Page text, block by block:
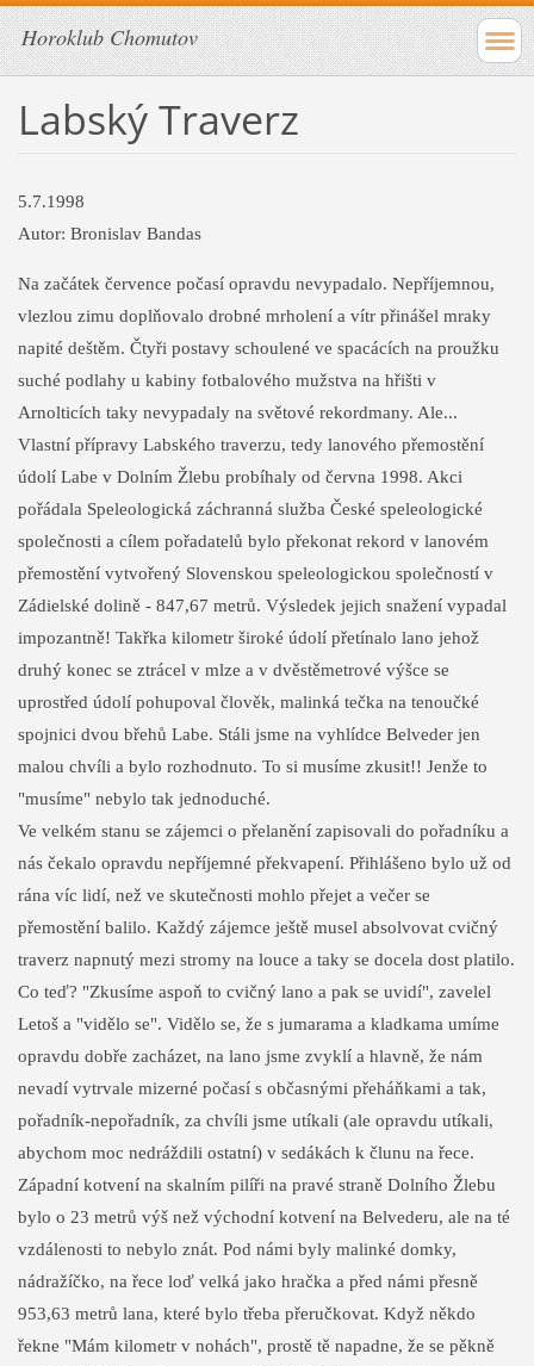
Horoklub Chomutov
Labský Traverz
5.7.1998
Autor: Bronislav Bandas
Na začátek července počasí opravdu nevypadalo. Nepříjemnou,
vlezlou zimu doplňovalo drobné mrholení a vítr přinášel mraky
napité deštěm. Čtyři postavy schoulené ve spacácích na proužku
suché podlahy u kabiny fotbalového mužstva na hřišti v
Arnolticích taky nevypadaly na světové rekordmany. Ale...
Vlastní přípravy Labského traverzu, tedy lanového přemostění
údolí Labe v Dolním Žlebu probíhaly od června 1998. Akci
pořádala Speleologická záchranná služba České speleologické
společnosti a cílem pořadatelů bylo překonat rekord v lanovém
přemostění vytvořený Slovenskou speleologickou společností v
Zádielské dolině - 847,67 metrů. Výsledek jejich snažení vypadal
impozantně! Takřka kilometr široké údolí přetínalo lano jehož
druhý konec se ztrácel v mlze a v dvěstěmetrové výšce se
uprostřed údolí pohupoval člověk, malinká tečka na tenoučké
spojnici dvou břehů Labe. Stáli jsme na vyhlídce Belveder jen
malou chvíli a bylo rozhodnuto. To si musíme zkusit!! Jenže to
"musíme" nebylo tak jednoduché.
Ve velkém stanu se zájemci o přelanění zapisovali do pořadníku a
nás čekalo opravdu nepříjemné překvapení. Přihlášeno bylo už od
rána víc lidí, než ve skutečnosti mohlo přejet a večer se
přemostění balilo. Každý zájemce ještě musel absolvovat cvičný
traverz napnutý mezi stromy na louce a taky se docela dost platilo.
Co teď? "Zkusíme aspoň to cvičný lano a pak se uvidí", zavelel
Letoš a "vidělo se". Vidělo se, že s jumarama a kladkama umíme
opravdu dobře zacházet, na lano jsme zvyklí a hlavně, že nám
nevadí vytrvale mizerné počasí s občasnými přeháňkami a tak,
pořadník-nepořadník, za chvíli jsme utíkali (ale opravdu utíkali,
abychom moc nedráždili ostatní) v sedákách k člunu na řece.
Západní kotvení na skalním pilíři na pravé straně Dolního Žlebu
bylo o 23 metrů výš než východní kotvení na Belvederu, ale na té
vzdálenosti to nebylo znát. Pod námi byly malinké domky,
nádražíčko, na řece loď velká jako hračka a před námi přesně
953,63 metrů lana, které bylo třeba přeručkovat. Když někdo
řekne "Mám kilometr v nohách", prostě tě napadne, že se pěkně